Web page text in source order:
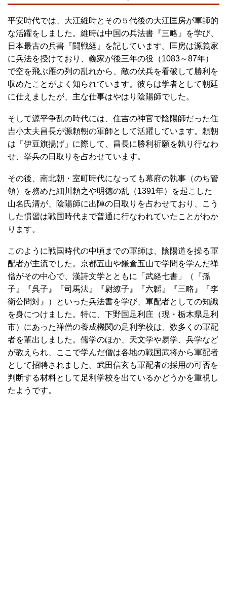
平安時代では、大江維時とその５代後の大江匡房が軍師的
な活躍をしました。維時は中国の兵法書『三略』を学び、
日本最古の兵書『闘戦経』を記しています。匡房は源義家
に兵法を授けており、義家が後三年の役（1083～87年）
で空を飛ぶ雁の列の乱れから、敵の伏兵を看破して勝利を
収めたことがよく知られています。彼らは学者として朝廷
に仕えましたが、主な仕事はやはり陰陽師でした。
そして源平争乱の時代には、住吉の神官で陰陽師だった住
吉小太夫昌長が源頼朝の軍師として活躍しています。頼朝
は「伊豆旗揚げ」に際して、昌長に勝利祈願を執り行なわ
せ、挙兵の日取りを占わせています。
その後、南北朝・室町時代になっても幕府の執事（のち管
領）を務めた細川頼之や明徳の乱（1391年）を起こした
山名氏清が、陰陽師に出陣の日取りを占わせており、こう
した慣習は戦国時代まで普通に行なわれていたことがわか
ります。
このように戦国時代の中頃までの軍師は、陰陽道を操る軍
配者が主流でした。京都五山や鎌倉五山で学問を学んだ禅
僧がその中心で、漢詩文学とともに「武経七書」（『孫
子』『呉子』『司馬法』『尉繚子』『六韜』『三略』『李
衛公問対』）といった兵法書を学び、軍配者としての知識
を身につけました。特に、下野国足利庄（現・栃木県足利
市）にあった禅僧の養成機関の足利学校は、数多くの軍配
者を輩出しました。儒学のほか、天文学や易学、兵学など
が教えられ、ここで学んだ僧は各地の戦国武将から軍配者
として招聘されました。武田信玄も軍配者の採用の可否を
判断する材料として足利学校を出ているかどうかを重視し
たようです。